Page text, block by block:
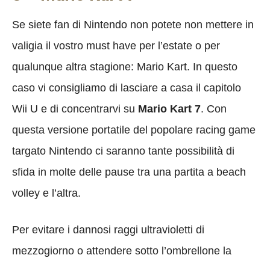
Se siete fan di Nintendo non potete non mettere in
valigia il vostro must have per l’estate o per
qualunque altra stagione: Mario Kart. In questo
caso vi consigliamo di lasciare a casa il capitolo
Wii U e di concentrarvi su Mario Kart 7. Con
questa versione portatile del popolare racing game
targato Nintendo ci saranno tante possibilità di
sfida in molte delle pause tra una partita a beach
volley e l’altra.
Per evitare i dannosi raggi ultravioletti di
mezzogiorno o attendere sotto l’ombrellone la